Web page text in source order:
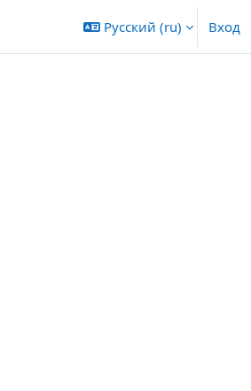
Русский ‎(ru)‎ Вход